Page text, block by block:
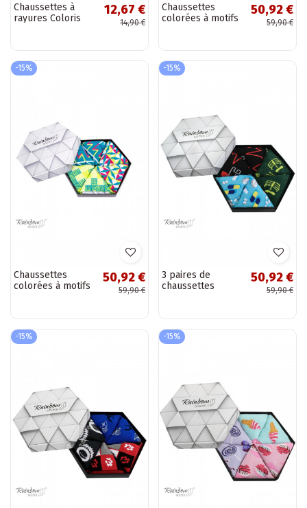
Chaussettes à
rayures Coloris
12,67 €
14,90 €
Chaussettes
colorées à motifs
50,92 €
59,90 €
-15%
Chaussettes
colorées à motifs
50,92 €
59,90 €
-15%
3 paires de
chaussettes
50,92 €
59,90 €
-15% -15%